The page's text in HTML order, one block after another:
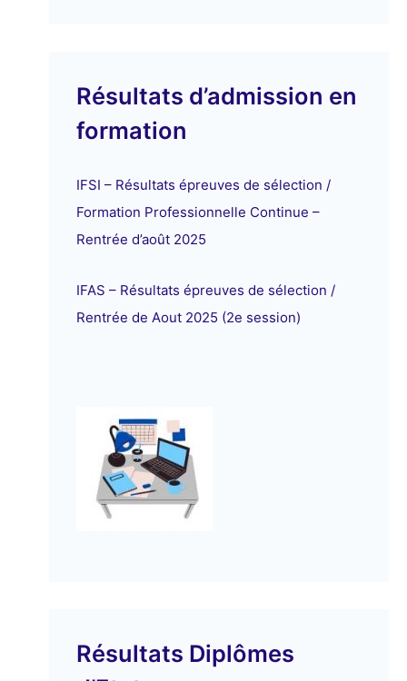
Résultats d’admission en
formation
IFSI – Résultats épreuves de sélection /
Formation Professionnelle Continue –
Rentrée d’août 2025
IFAS – Résultats épreuves de sélection /
Rentrée de Aout 2025 (2e session)
Résultats Diplômes